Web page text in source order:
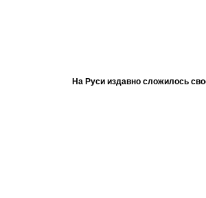
На Руси издавно сложилось